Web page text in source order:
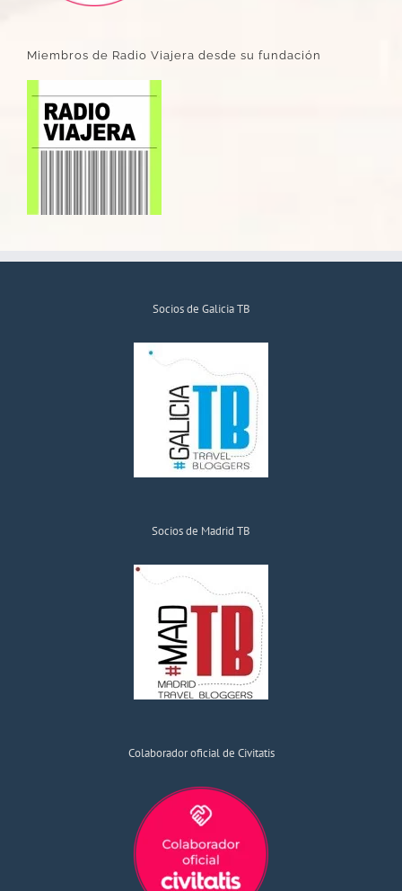
Miembros de Radio Viajera desde su fundación
Socios de Galicia TB
Socios de Madrid TB
Colaborador oficial de Civitatis